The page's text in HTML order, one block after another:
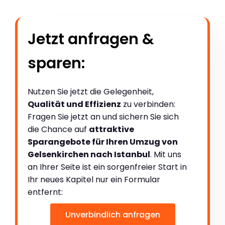
Jetzt anfragen &
sparen:
Nutzen Sie jetzt die Gelegenheit,
Qualität und Effizienz zu verbinden:
Fragen Sie jetzt an und sichern Sie sich
die Chance auf attraktive
Sparangebote für Ihren Umzug von
Gelsenkirchen nach Istanbul. Mit uns
an Ihrer Seite ist ein sorgenfreier Start in
Ihr neues Kapitel nur ein Formular
entfernt:
Unverbindlich anfragen